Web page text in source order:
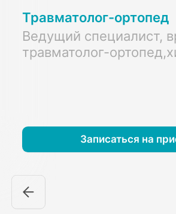
Травматолог-ортопед
Ведущий специалист,
травматолог-
Записаться на